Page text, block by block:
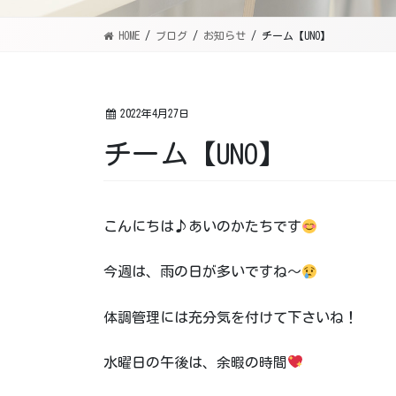
HOME ブログ お知らせ チーム【UNO】
2022年4月27日
チーム【UNO】
こんにちは♪あいのかたちです
今週は、雨の日が多いですね～
体調管理には充分気を付けて下さいね！
水曜日の午後は、余暇の時間